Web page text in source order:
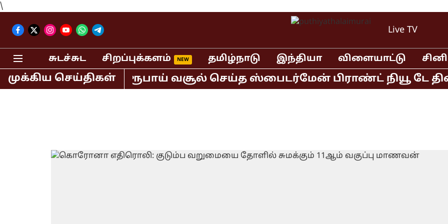
\
Live TV
சுடச்சுட சிறப்புக்களம் தமிழ்நாடு இந்தியா விளையாட்டு
முக்கிய செய்திகள்
மட்டும் 400 கோடி ரூபாய் வசூல் செய்த ஸ்பைடர்மேன் பிராண்ட் நியூ டே